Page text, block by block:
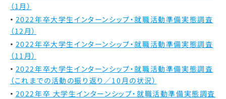
（1月）
2022年卒大学生インターンシップ・就職活動準備実態調査
（12月）
2022年卒大学生インターンシップ・就職活動準備実態調査
（11月）
2022年卒大学生インターンシップ・就職活動準備実態調査
（これまでの活動の振り返り／10月の状況）
2022年卒 大学生インターンシップ・就職活動準備実態調査